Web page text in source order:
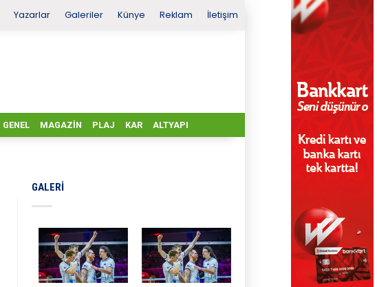
Yazarlar Galeriler Künye Reklam İletişim
GENEL MAGAZIN PLAJ KAR ALTYAPI
GALERI